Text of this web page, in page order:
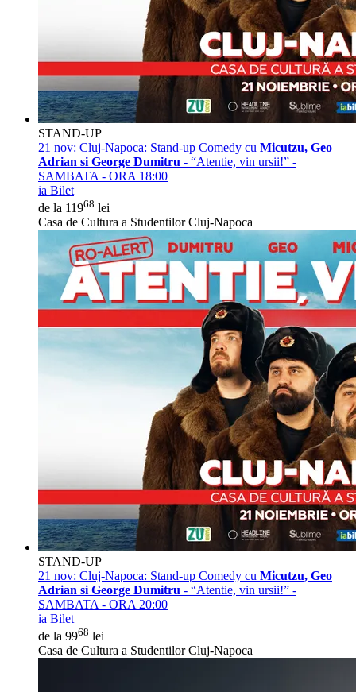
STAND-UP
21 nov: Cluj-Napoca: Stand-up Comedy cu Micutzu, Geo
Adrian si George Dumitru - “Atentie, vin ursii!” -
SAMBATA - ORA 18:00
ia Bilet
de la 11968 lei
Casa de Cultura a Studentilor Cluj-Napoca
STAND-UP
21 nov: Cluj-Napoca: Stand-up Comedy cu Micutzu, Geo
Adrian si George Dumitru - “Atentie, vin ursii!” -
SAMBATA - ORA 20:00
ia Bilet
de la 9968 lei
Casa de Cultura a Studentilor Cluj-Napoca